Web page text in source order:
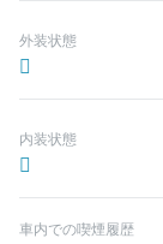
外装状態
内装状態
車内での喫煙履歴